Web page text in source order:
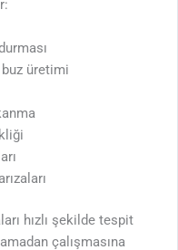
buz üretimi
hızlı şekilde tespit
çalışmasına